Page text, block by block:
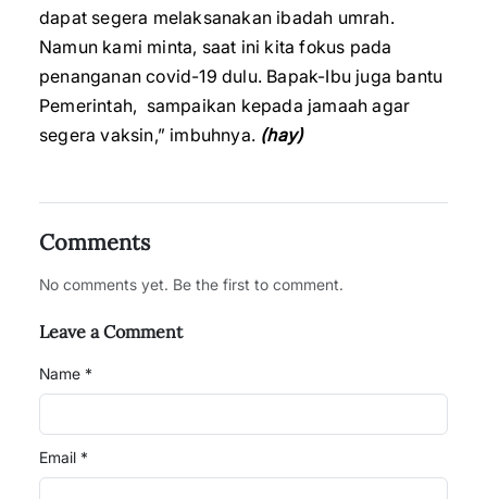
dapat segera melaksanakan ibadah umrah.
Namun kami minta, saat ini kita fokus pada
penanganan covid-19 dulu. Bapak-Ibu juga bantu
Pemerintah, sampaikan kepada jamaah agar
segera vaksin,” imbuhnya. (hay)
Comments
No comments yet. Be the first to comment.
Leave a Comment
Name *
Email *